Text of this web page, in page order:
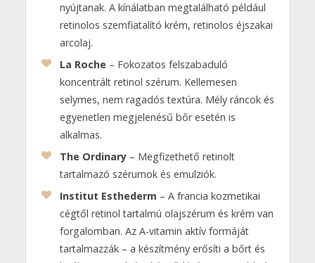
nyújtanak. A kínálatban megtalálható például
retinolos szemfiatalító krém, retinolos éjszakai
arcolaj.
La Roche – Fokozatos felszabaduló
koncentrált retinol szérum. Kellemesen
selymes, nem ragadós textúra. Mély ráncok és
egyenetlen megjelenésű bőr esetén is
alkalmas.
The Ordinary – Megfizethető retinolt
tartalmazó szérumok és emulziók.
Institut Esthederm – A francia kozmetikai
cégtől retinol tartalmú olajszérum és krém van
forgalomban. Az A-vitamin aktív formáját
tartalmazzák – a készítmény erősíti a bőrt és